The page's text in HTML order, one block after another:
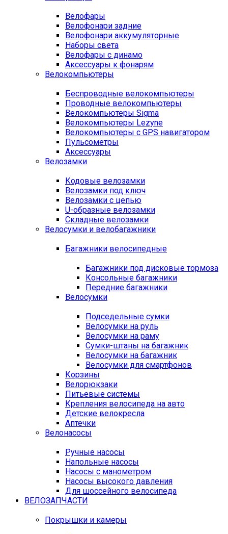
Велофары
Велофонари задние
Велофонари аккумуляторные
Наборы света
Велофары с динамо
Аксессуары к фонарям
Велокомпьютеры
Беспроводные велокомпьютеры
Проводные велокомпьютеры
Велокомпьютеры Sigma
Велокомпьютеры Lezyne
Велокомпьютеры с GPS навигатором
Пульсометры
Аксессуары
Велозамки
Кодовые велозамки
Велозамки под ключ
Велозамки с цепью
U-образные велозамки
Складные велозамки
Велосумки и велобагажники
Багажники велосипедные
Багажники под дисковые тормоза
Консольные багажники
Передние багажники
Велосумки
Подседельные сумки
Велосумки на руль
Велосумки на раму
Сумки-штаны на багажник
Велосумки на багажник
Велосумки для смартфонов
Корзины
Велорюкзаки
Питьевые системы
Крепления велосипеда на авто
Детские велокресла
Аптечки
Велонасосы
Ручные насосы
Напольные насосы
Насосы с манометром
Насосы высокого давления
Для шоссейного велосипеда
ВЕЛОЗАПЧАСТИ
Покрышки и камеры